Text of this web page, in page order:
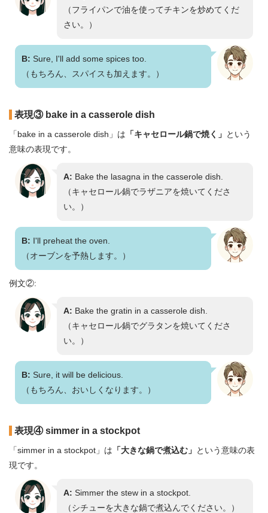
（フライパンで油を使ってチキンを炒めてくだ
さい。）
B: Sure, I'll add some spices too.
（もちろん、スパイスも加えます。）
表現③ bake in a casserole dish
「bake in a casserole dish」は 「キャセロール鍋で焼く」 という
意味の表現です。
A: Bake the lasagna in the casserole dish.
（キャセロール鍋でラザニアを焼いてくださ
い。）
B: I'll preheat the oven.
（オーブンを予熱します。）
例文②:
A: Bake the gratin in a casserole dish.
（キャセロール鍋でグラタンを焼いてくださ
い。）
B: Sure, it will be delicious.
（もちろん、おいしくなります。）
表現④ simmer in a stockpot
「simmer in a stockpot」は 「大きな鍋で煮込む」 という意味の表
現です。
A: Simmer the stew in a stockpot.
（シチューを大きな鍋で煮込んでください。）